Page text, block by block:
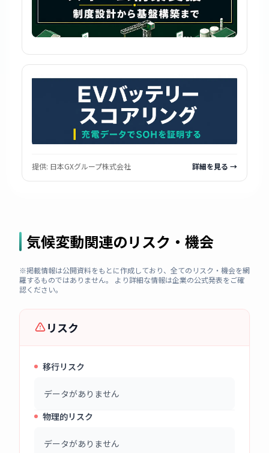
提供: 日本GXグループ株式会社 詳細を見る →
気候変動関連のリスク・機会
※掲載情報は公開資料をもとに作成しており、全てのリスク・機会を網
羅するものではありません。 より詳細な情報は企業の公式発表をご確
認ください。
リスク
移行リスク
データがありません
物理的リスク
データがありません